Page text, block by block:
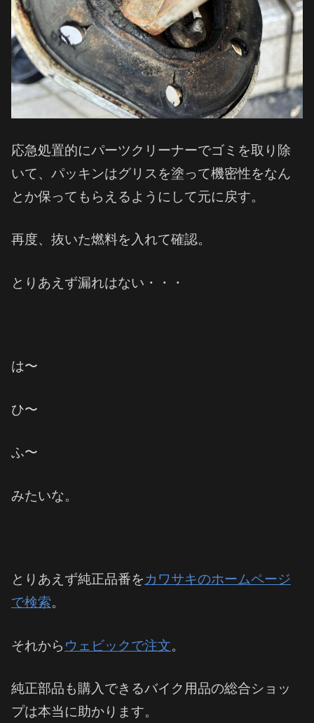
応急処置的にパーツクリーナーでゴミを取り除
いて、パッキンはグリスを塗って機密性をなん
とか保ってもらえるようにして元に戻す。
再度、抜いた燃料を入れて確認。
とりあえず漏れはない・・・
は〜
ひ〜
ふ〜
みたいな。
とりあえず純正品番をカワサキのホームページ
で検索。
それから ウェビックで注文。
純正部品も購入できるバイク用品の総合ショッ
プは本当に助かります。